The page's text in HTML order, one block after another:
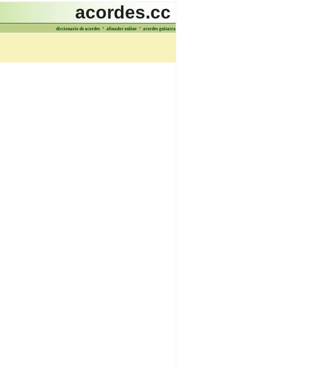
acordes.cc
diccionario de acordes · afinador online · acordes guitarra